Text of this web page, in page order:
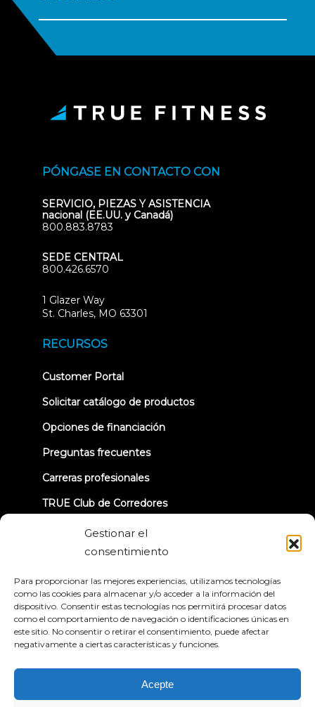
Gestionar el
consentimiento
Para proporcionar las mejores experiencias, utilizamos tecnologías
como las cookies para almacenar y/o acceder a la información del
dispositivo. Consentir estas tecnologías nos permitirá procesar datos
como el comportamiento de navegación o identificaciones únicas en
este sitio. No consentir o retirar el consentimiento, puede afectar
negativamente a ciertas características y funciones.
Acepte
PÓNGASE EN CONTACTO CON
SERVICIO, PIEZAS Y ASISTENCIA
nacional (EE.UU. y Canadá)
800.883.8783
SEDE CENTRAL
800.426.6570
1 Glazer Way
St. Charles, MO 63301
RECURSOS
Customer Portal(opens
new
Solicitar catálogo de productos
Opciones de financiación
Preguntas frecuentes
Carreras profesionales
TRUE Club de Corredores
Información sobre la retirada
© 2026 True Fitness. All Rights Reserved
Política de privacidad
Condiciones generales
Declaración de accesibilidad